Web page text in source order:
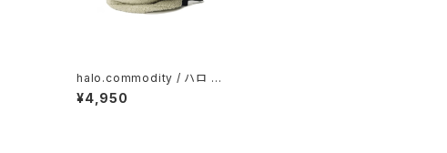
halo.commodity / ハロ コ
モディティCuddly Band / Iv
ory
¥4,950